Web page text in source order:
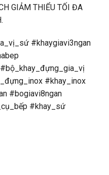
GIẢM THIỂU TỐI ĐA
#khaygiavi3ngan
#khay_inox
#bogiavi8ngan
#khay_sứ